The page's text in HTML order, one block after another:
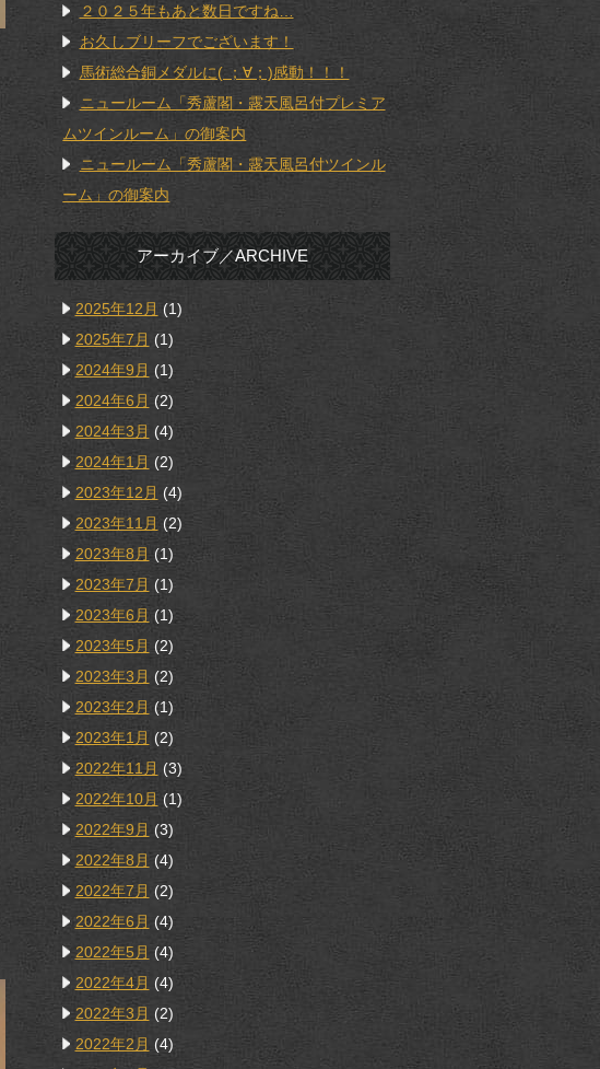
２０２５年もあと数日ですね…
お久しブリーフでございます！
馬術総合銅メダルに( ；∀；)感動！！！
ニュールーム「秀蘆閣・露天風呂付プレミア
ムツインルーム」の御案内
ニュールーム「秀蘆閣・露天風呂付ツインル
ーム」の御案内
アーカイブ／ARCHIVE
2025年12月 (1)
2025年7月 (1)
2024年9月 (1)
2024年6月 (2)
2024年3月 (4)
2024年1月 (2)
2023年12月 (4)
2023年11月 (2)
2023年8月 (1)
2023年7月 (1)
2023年6月 (1)
2023年5月 (2)
2023年3月 (2)
2023年2月 (1)
2023年1月 (2)
2022年11月 (3)
2022年10月(1)
2022年9月 (3)
2022年8月 (4)
2022年7月 (2)
2022年6月 (4)
2022年5月 (4)
2022年4月 (4)
2022年3月 (2)
2022年2月 (4)